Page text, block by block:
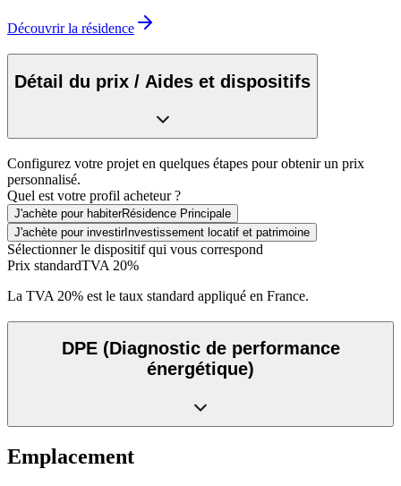
Découvrir la résidence
Détail du prix / Aides et dispositifs
Configurez votre projet en quelques étapes pour obtenir un prix
personnalisé.
Quel est votre profil acheteur ?
J'achète pour habiterRésidence Principale
J'achète pour investirInvestissement locatif et patrimoine
Sélectionner le dispositif qui vous correspond
Prix standardTVA 20%
La TVA 20% est le taux standard appliqué en France.
DPE (Diagnostic de performance
énergétique)
Emplacement